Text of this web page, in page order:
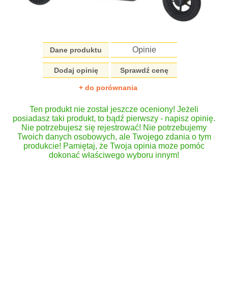
Dane produktu Opinie
Dodaj opinię Sprawdź cenę
+ do porównania
Ten produkt nie został jeszcze oceniony! Jeżeli
posiadasz taki produkt, to bądź pierwszy - napisz opinię.
Nie potrzebujesz się rejestrować! Nie potrzebujemy
Twoich danych osobowych, ale Twojego zdania o tym
produkcie! Pamiętaj, że Twoja opinia może pomóc
dokonać właściwego wyboru innym!